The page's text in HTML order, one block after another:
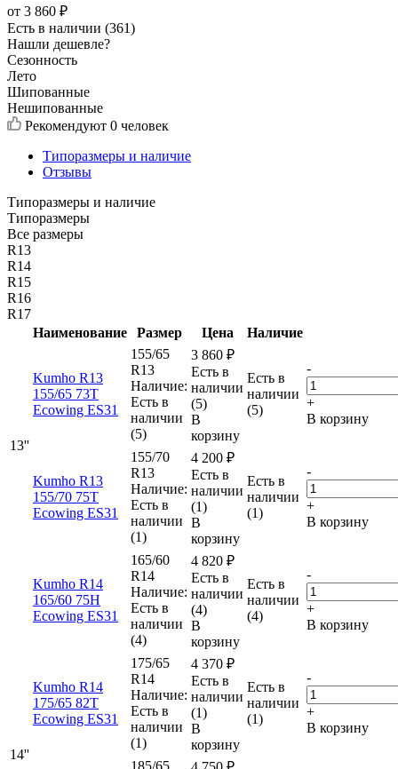
от 3 860 ₽
Есть в наличии (361)
Нашли дешевле?
Сезонность
Лето
Шипованные
Нешипованные
Рекомендуют 0 человек
Типоразмеры и наличие
Отзывы
Типоразмеры и наличие
Типоразмеры
Все размеры
R13
R14
R15
R16
R17
Наименование
Размер Цена Наличие
13''
Kumho R13
155/65 73T
Ecowing ES31
155/65
R13
Наличие:
Есть в
наличии
(5)
3 860 ₽
Есть в
наличии
(5)
В
корзину
Есть в
наличии
(5)
-
+
В корзину
Kumho R13
155/70 75T
Ecowing ES31
155/70
R13
Наличие:
Есть в
наличии
(1)
4 200 ₽
Есть в
наличии
(1)
В
корзину
Есть в
наличии
(1)
-
+
В корзину
14''
Kumho R14
165/60 75H
Ecowing ES31
165/60
R14
Наличие:
Есть в
наличии
(4)
4 820 ₽
Есть в
наличии
(4)
В
корзину
Есть в
наличии
(4)
-
+
В корзину
Kumho R14
175/65 82T
Ecowing ES31
175/65
R14
Наличие:
Есть в
наличии
(1)
4 370 ₽
Есть в
наличии
(1)
В
корзину
Есть в
наличии
(1)
-
+
В корзину
185/65